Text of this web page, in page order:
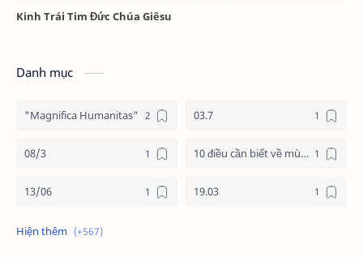
Kinh Trái Tim Đức Chúa Giêsu
Danh mục
"Magnifica Humanitas" 03.7
08/3 10 điều cần biết về mùa vọng
13/06 19.03
19/3